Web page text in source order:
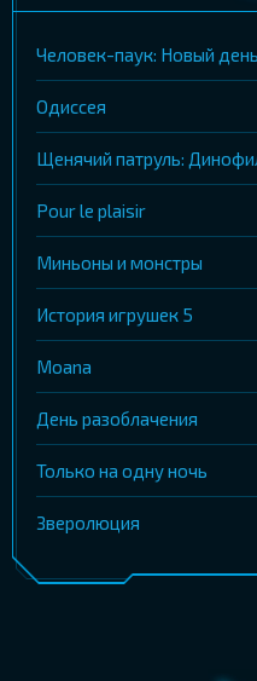
Человек-паук: Новый день
Одиссея
Щенячий патруль:
Pour le plaisir
Миньоны и монстры
История игрушек 5
Moana
День разоблачения
Только на одну ночь
Зверолюция